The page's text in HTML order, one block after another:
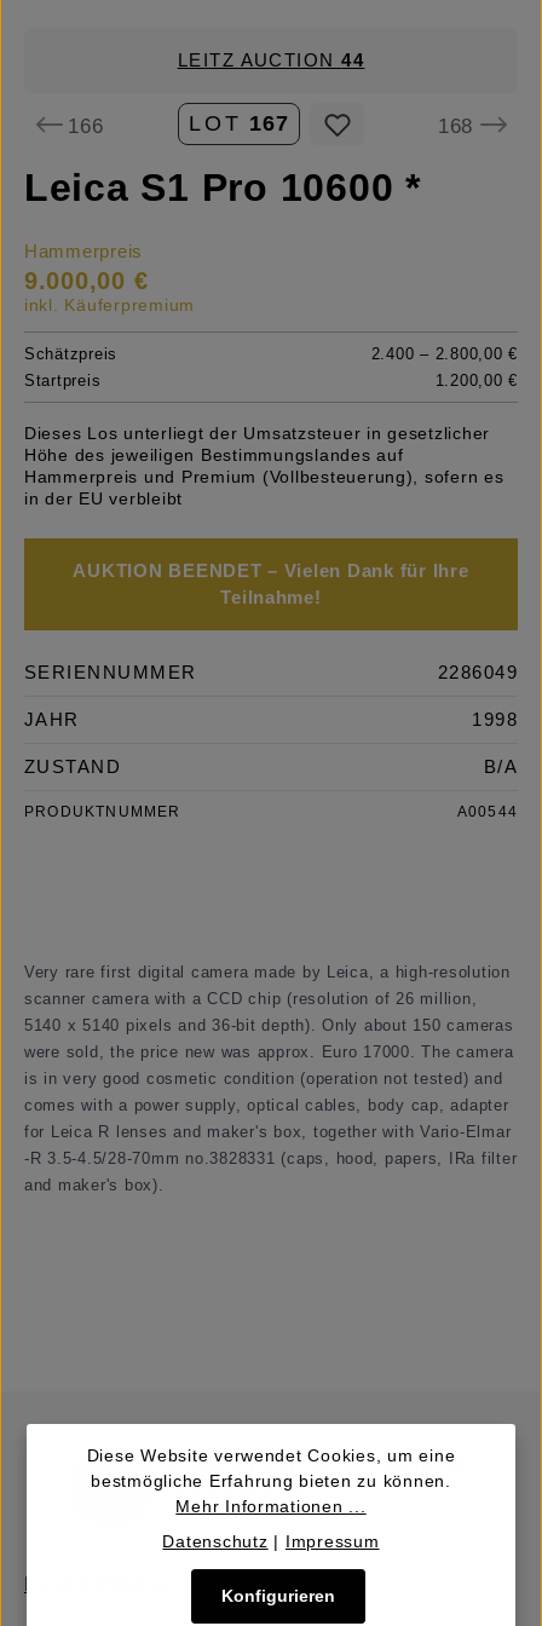
LEITZ AUCTION44
166 LOT 167 168
Leica S1 Pro 10600 *
Hammerpreis
9.000,00 €
inkl. Käuferpremium
Schätzpreis
2.400 – 2.800,00 €
Startpreis
1.200,00 €
Dieses Los unterliegt der Umsatzsteuer in gesetzlicher
Höhe des jeweiligen Bestimmungslandes auf
Hammerpreis und Premium (Vollbesteuerung), sofern es
in der EU verbleibt
AUKTION BEENDET – Vielen Dank für Ihre
Teilnahme!
SERIENNUMMER 2286049
JAHR 1998
ZUSTAND B/A
PRODUKTNUMMER A00544
Very rare first digital camera made by Leica, a high-resolution
scanner camera with a CCD chip (resolution of 26 million,
5140 x 5140 pixels and 36-bit depth). Only about 150 cameras
were sold, the price new was approx. Euro 17000. The camera
is in very good cosmetic condition (operation not tested) and
comes with a power supply, optical cables, body cap, adapter
for Leica R lenses and maker's box, together with Vario-Elmar
-R 3.5-4.5/28-70mm no.3828331 (caps, hood, papers, IRa filter
and maker's box).
Diese Website verwendet Cookies, um eine
bestmögliche Erfahrung bieten zu können.
Mehr Informationen ...
Datenschutz | Impressum
Konfigurieren